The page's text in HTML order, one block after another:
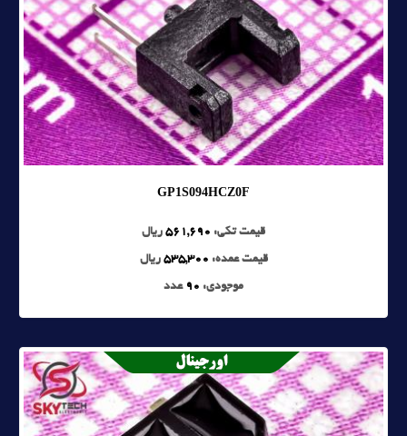
GP1S094HCZ0F
قیمت تکی: 561,690 ریال
قیمت عمده: 535,300 ریال
موجودی: 90 عدد